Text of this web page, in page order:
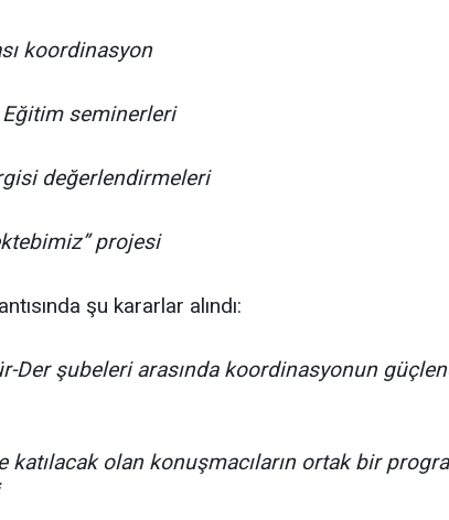
koordinasyon
seminerleri
değerlendirmeleri
projesi
şu kararlar alındı:
Der şubeleri arasında koordinasyonun
katılacak olan konuşmacıların ortak bir